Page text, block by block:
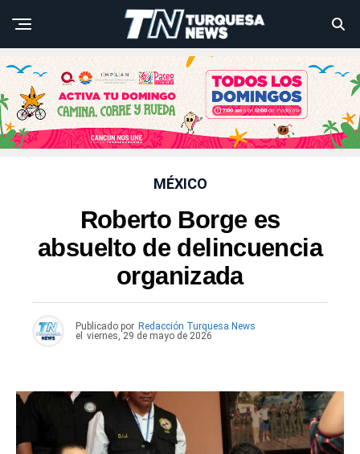
MÉXICO
Roberto Borge es
absuelto de delincuencia
organizada
Publicado por Redacción Turquesa News
el viernes, 29 de mayo de 2026